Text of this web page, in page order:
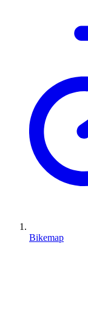
Bikemap